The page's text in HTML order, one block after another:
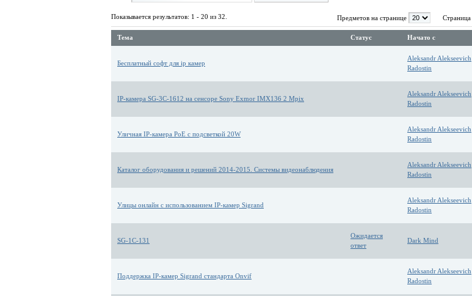
Показывается результатов: 1 - 20 из 32. Предметов на странице Страница
Тема Статус Начато с
Бесплатный софт для ip камер
Aleksandr Alekseevich
Radostin
IP-камера SG-3C-1612 на сенсоре Sony Exmor IMX136 2 Mpix
Aleksandr Alekseevich
Radostin
Уличная IP-камера PoE с подсветкой 20W
Aleksandr Alekseevich
Radostin
Каталог оборудования и решений 2014-2015. Системы видеонаблюдения
Aleksandr Alekseevich
Radostin
Улицы онлайн с использованием IP-камер Sigrand
Aleksandr Alekseevich
Radostin
SG-1C-131
Ожидается
ответ
Dark Mind
Поддержка IP-камер Sigrand стандарта Onvif
Aleksandr Alekseevich
Radostin